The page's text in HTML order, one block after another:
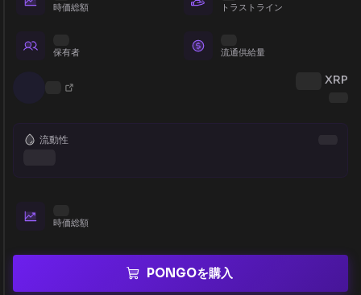
時価総額 トラストライン
保有者 流通供給量
XRP
流動性
時価総額
PONGOを購入